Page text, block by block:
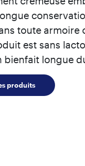
toute
est sans
bienfait longue
produits